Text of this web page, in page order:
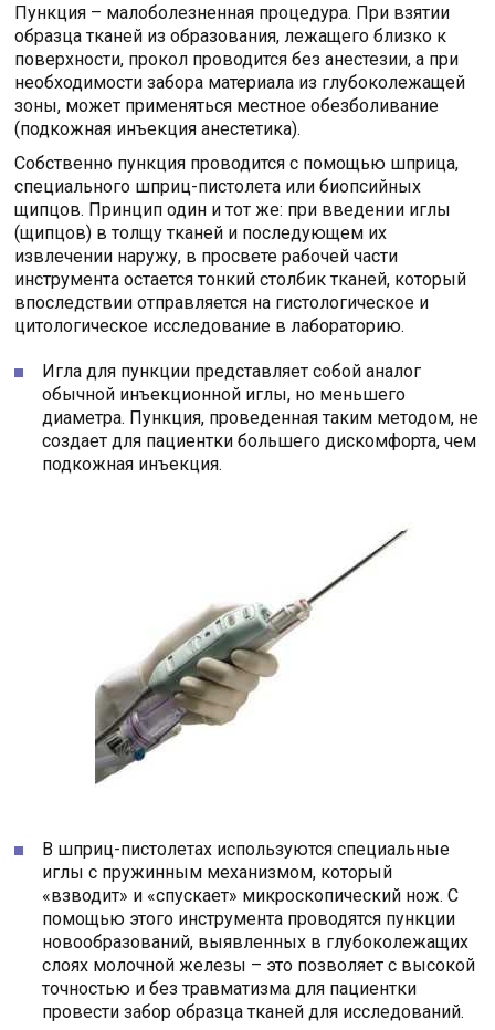
Пункция – малоболезненная процедура. При взятии
образца тканей из образования, лежащего близко к
поверхности, прокол проводится без анестезии, а при
необходимости забора материала из глубоколежащей
зоны, может применяться местное обезболивание
(подкожная инъекция анестетика).
Собственно пункция проводится с помощью шприца,
специального шприц-пистолета или биопсийных
щипцов. Принцип один и тот же: при введении иглы
(щипцов) в толщу тканей и последующем их
извлечении наружу, в просвете рабочей части
инструмента остается тонкий столбик тканей, который
впоследствии отправляется на гистологическое и
цитологическое исследование в лабораторию.
Игла для пункции представляет собой аналог
обычной инъекционной иглы, но меньшего
диаметра. Пункция, проведенная таким методом, не
создает для пациентки большего дискомфорта, чем
подкожная инъекция.
В шприц-пистолетах используются специальные
иглы с пружинным механизмом, который
«взводит» и «спускает» микроскопический нож. С
помощью этого инструмента проводятся пункции
новообразований, выявленных в глубоколежащих
слоях молочной железы – это позволяет с высокой
точностью и без травматизма для пациентки
провести забор образца тканей для исследований.